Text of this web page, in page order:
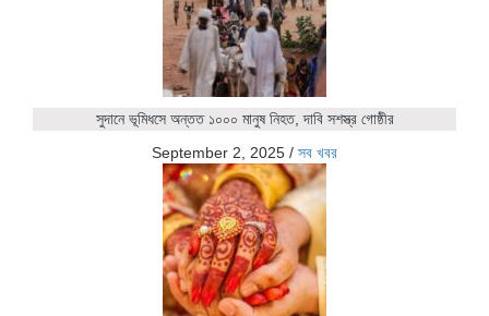
সুদানে ভূমিধসে অন্তত ১০০০ মানুষ নিহত, দাবি সশস্ত্র গোষ্ঠীর
September 2, 2025 / সব খবর